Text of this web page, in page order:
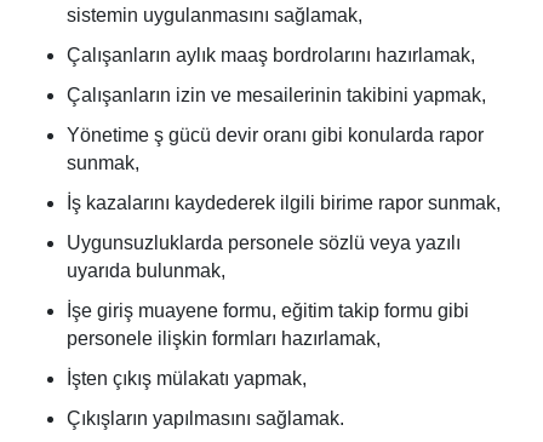
sistemin uygulanmasını sağlamak,
Çalışanların aylık maaş bordrolarını hazırlamak,
Çalışanların izin ve mesailerinin takibini yapmak,
Yönetime ş gücü devir oranı gibi konularda rapor
sunmak,
İş kazalarını kaydederek ilgili birime rapor sunmak,
Uygunsuzluklarda personele sözlü veya yazılı
uyarıda bulunmak,
İşe giriş muayene formu, eğitim takip formu gibi
personele ilişkin formları hazırlamak,
İşten çıkış mülakatı yapmak,
Çıkışların yapılmasını sağlamak.